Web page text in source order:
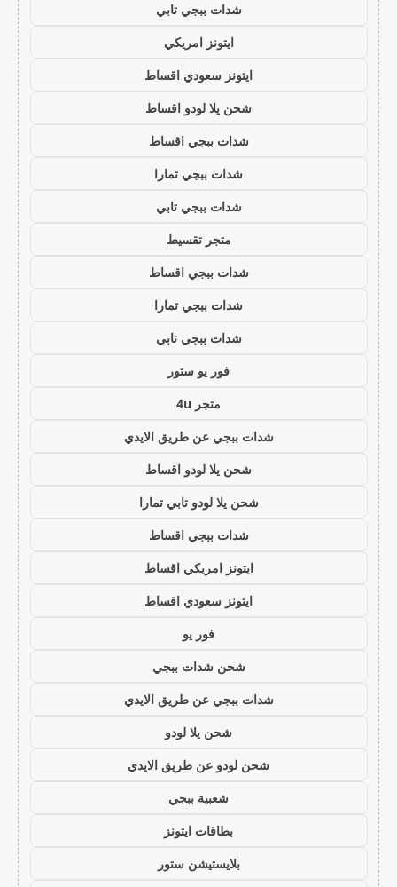
شدات ببجي تابي
ايتونز امريكي
ايتونز سعودي اقساط
شحن يلا لودو اقساط
شدات ببجي اقساط
شدات ببجي تمارا
شدات ببجي تابي
متجر تقسيط
شدات ببجي اقساط
شدات ببجي تمارا
شدات ببجي تابي
فور يو ستور
متجر 4u
شدات ببجي عن طريق الايدي
شحن يلا لودو اقساط
شحن يلا لودو تابي تمارا
شدات ببجي اقساط
ايتونز امريكي اقساط
ايتونز سعودي اقساط
فور يو
شحن شدات ببجي
شدات ببجي عن طريق الايدي
شحن يلا لودو
شحن لودو عن طريق الايدي
شعبية ببجي
بطاقات ايتونز
بلايستيشن ستور